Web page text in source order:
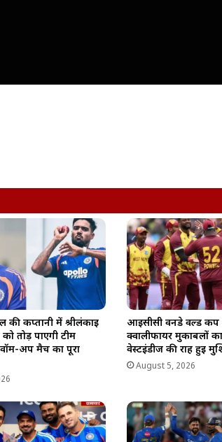
की कप्तानी में श्रीलंकाई
तोड़ पाएगी टीम
अप मैच का पूरा
आईसीसी वनडे वर्ल्ड
क्वालीफायर मुकाबलों
वेस्टइंडीज की राह हुई
August 5, 2026